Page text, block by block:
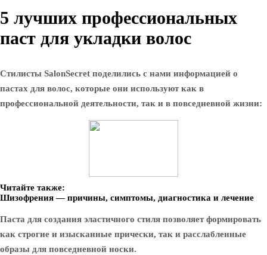
5 лучших профессиональных
паст для укладки волос
Стилисты SalonSecret поделились с нами информацией о
пастах для волос, которые они используют как в
профессиональной деятельности, так и в повседневной жизни:
Читайте также:
Шизофрения — причины, симптомы, диагностика и лечение
Паста для создания эластичного стиля позволяет формировать
как строгие и изысканные прически, так и расслабленные
образы для повседневной носки.